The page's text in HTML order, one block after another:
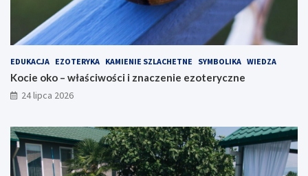
EDUKACJA EZOTERYKA KAMIENIE SZLACHETNE SYMBOLIKA WIEDZA
Kocie oko – właściwości i znaczenie ezoteryczne
24 lipca 2026